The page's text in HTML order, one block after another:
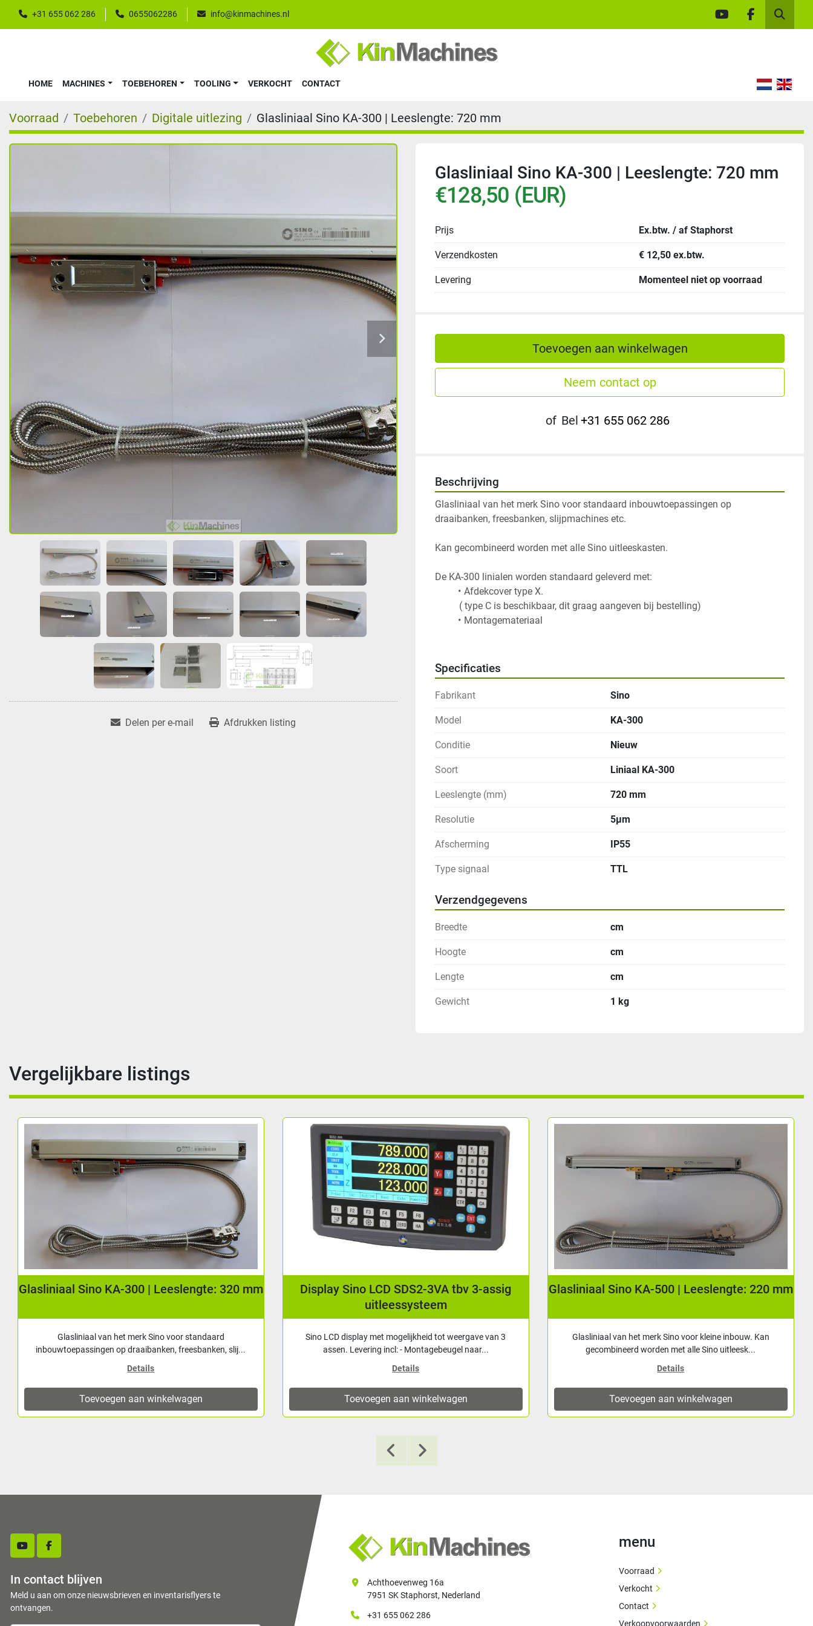
+31 655 062 286 0655062286 info@kinmachines.nl
youtubefacebook
Zoek
HOME MACHINES TOEBEHOREN TOOLING VERKOCHT CONTACT
Voorraad Toebehoren Digitale uitlezing Glasliniaal Sino KA-300 | Leeslengte: 720 mm
Delen per e-mail Afdrukken listing
Glasliniaal Sino KA-300 | Leeslengte: 720 mm
€128,50 (EUR)
Prijs Ex.btw. / af Staphorst
Verzendkosten € 12,50 ex.btw.
Levering Momenteel niet op voorraad
Toevoegen aan winkelwagen
Neem contact op
of Bel +31 655 062 286
Beschrijving
Glasliniaal van het merk Sino voor standaard inbouwtoepassingen op
draaibanken, freesbanken, slijpmachines etc.
Kan gecombineerd worden met alle Sino uitleeskasten.
De KA-300 linialen worden standaard geleverd met:
Afdekcover type X.
( type C is beschikbaar, dit graag aangeven bij bestelling)
Montagemateriaal
Specificaties
Fabrikant Sino
Model KA-300
Conditie Nieuw
Soort Liniaal KA-300
Leeslengte (mm) 720 mm
Resolutie 5μm
Afscherming IP55
Type signaal TTL
Verzendgegevens
Breedte cm
Hoogte cm
Lengte cm
Gewicht 1 kg
Vergelijkbare listings
Display Sino LCD SDS2-3VA tbv 3-assig
Sino LCD display met mogelijkheid tot weergave van 3
assen. Levering incl: - Montagebeugel naar...
Details
Toevoegen aan winkelwagen
Glasliniaal Sino KA-500 | Leeslengte: 220 mm
Glasliniaal van het merk Sino voor kleine inbouw. Kan
gecombineerd worden met alle Sino uitleesk...
Details
Toevoegen aan winkelwagen
Display Sino SDS 6-2V tbv 2-assig
Sino digitaal display met mogelijkheid tot weergave van 2
assen. Levering incl: - Montagebeugel...
Details
Toevoegen aan winkelwagen
youtubefacebook
In contact blijven
Meld u aan om onze nieuwsbrieven en inventarisflyers te
ontvangen.
Achthoevenweg 16a
7951 SK Staphorst, Nederland
+31 655 062 286
menu
Voorraad
Verkocht
Contact
Verkoopvoorwaarden